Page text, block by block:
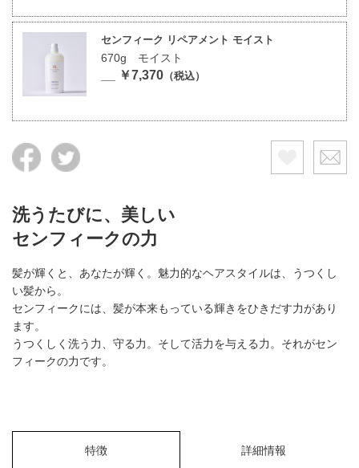
センフィーク リペアメント モイスト
670g モイスト
__ ￥7,370 （税込）
洗うたびに、美しい
センフィークの力
髪が輝くと、あなたが輝く。魅力的なヘアスタイルは、うつくし
い髪から。
センフィークには、髪が本来もっている輝きをひきだす力があり
ます。
うつくしく洗う力、守る力。そして活力を与える力。それがセン
フィークの力です。
特徴 詳細情報